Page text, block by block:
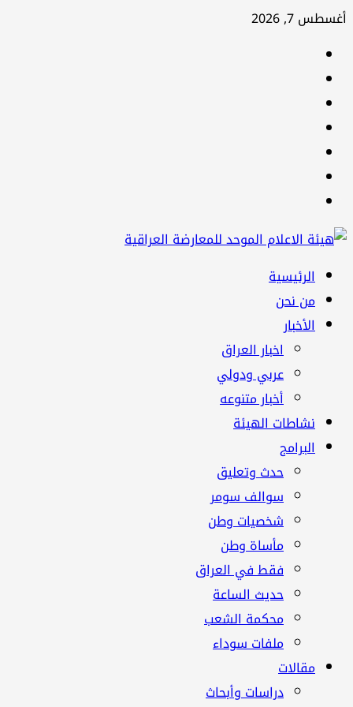
تخطي
أغسطس 7, 2026
القائمة
الرئيسية
الرئيسية
من نحن
الأخبار
اخبار العراق
عربي ودولي
أخبار متنوعه
نشاطات الهيئة
البرامج
حدث وتعليق
سوالف سومر
شخصيات وطن
مأساة وطن
فقط في العراق
حديث الساعة
محكمة الشعب
ملفات سوداء
مقالات
دراسات وأبحاث